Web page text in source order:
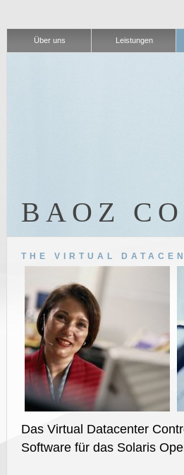
Über uns Leistungen
BAOZ
THE VIRTUAL
Das Virtual Datacenter
Software für das Solaris